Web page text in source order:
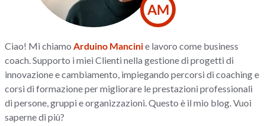
AM
Ciao! Mi chiamo Arduino Mancinie lavoro come business
coach. Supporto i miei Clienti nella gestione di progetti di
innovazione e cambiamento, impiegando percorsi di coaching e
corsi di formazione per migliorare le prestazioni professionali
di persone, gruppi e organizzazioni. Questo è il mio blog. Vuoi
saperne di più?